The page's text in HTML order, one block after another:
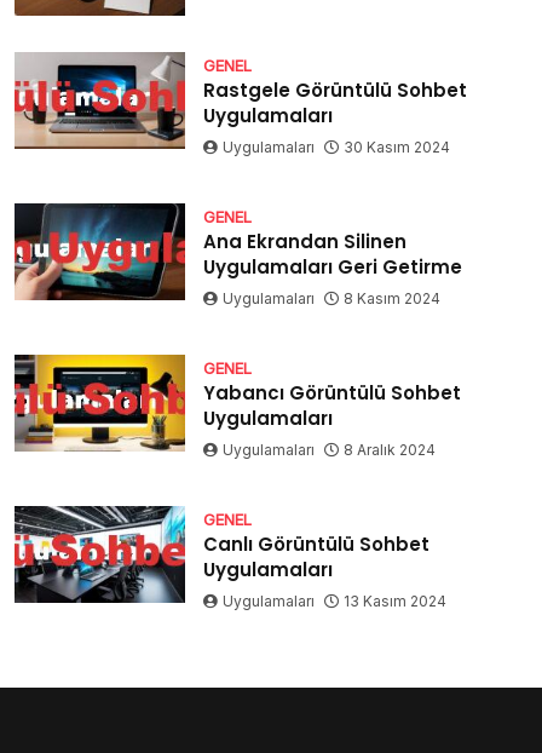
GENEL
Rastgele Görüntülü Sohbet
Uygulamaları
Uygulamaları 30 Kasım 2024
GENEL
Ana Ekrandan Silinen
Uygulamaları Geri Getirme
Uygulamaları 8 Kasım 2024
GENEL
Yabancı Görüntülü Sohbet
Uygulamaları
Uygulamaları 8 Aralık 2024
GENEL
Canlı Görüntülü Sohbet
Uygulamaları
Uygulamaları 13 Kasım 2024